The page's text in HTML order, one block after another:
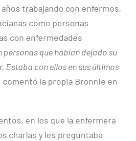
trabajando con enfermos,
como personas
con enfermedades
personas que habían dejado su
Estaba con ellos en sus últimos
comentó la propia Bronnie en
en los que la enfermera
charlas y les preguntaba